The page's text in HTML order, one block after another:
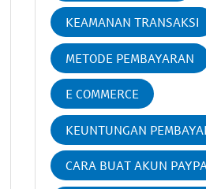
KEAMANAN TRANSAKSI
METODE PEMBAYARAN
E COMMERCE
KEUNTUNGAN
CARA BUAT AKUN